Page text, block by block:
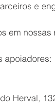
e
em nossas
apoiadores:
Herval,